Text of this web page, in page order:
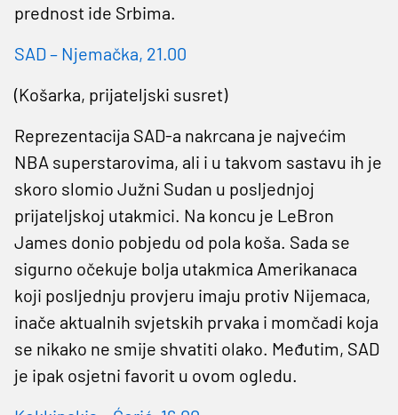
prednost ide Srbima.
SAD – Njemačka, 21.00
(Košarka, prijateljski susret)
Reprezentacija SAD-a nakrcana je najvećim
NBA superstarovima, ali i u takvom sastavu ih je
skoro slomio Južni Sudan u posljednjoj
prijateljskoj utakmici. Na koncu je LeBron
James donio pobjedu od pola koša. Sada se
sigurno očekuje bolja utakmica Amerikanaca
koji posljednju provjeru imaju protiv Nijemaca,
inače aktualnih svjetskih prvaka i momčadi koja
se nikako ne smije shvatiti olako. Međutim, SAD
je ipak osjetni favorit u ovom ogledu.